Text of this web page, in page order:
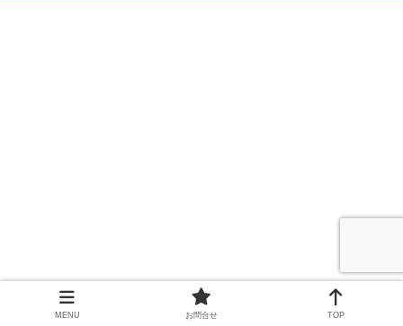
MENU お問合せ TOP